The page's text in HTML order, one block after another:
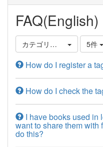
FAQ(English)
カテゴリ選択 5件
How do I register a
How do I check the
I have books used in
want to share them with
do this?